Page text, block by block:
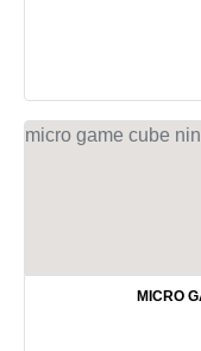
MICRO